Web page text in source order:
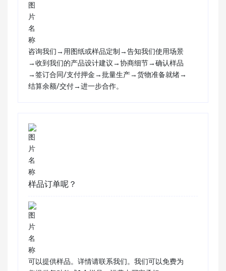
咨询我们→用图纸或样品定制→告知我们使用场景
→收到我们的产品设计建议→协商细节→确认样品
→签订合同/支付押金→批量生产→货物准备就绪→
结算余额/交付→进一步合作。
样品订单呢？
可以提供样品。详情请联系我们。我们可以免费为